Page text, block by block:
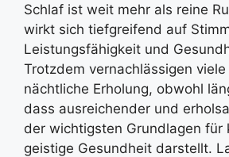
Schlaf ist weit mehr als reine
wirkt sich tiefgreifend auf
Leistungsfähigkeit und
Trotzdem vernachlässigen
nächtliche Erholung, obwohl
dass ausreichender und
der wichtigsten Grundlagen für
geistige Gesundheit darstellt.